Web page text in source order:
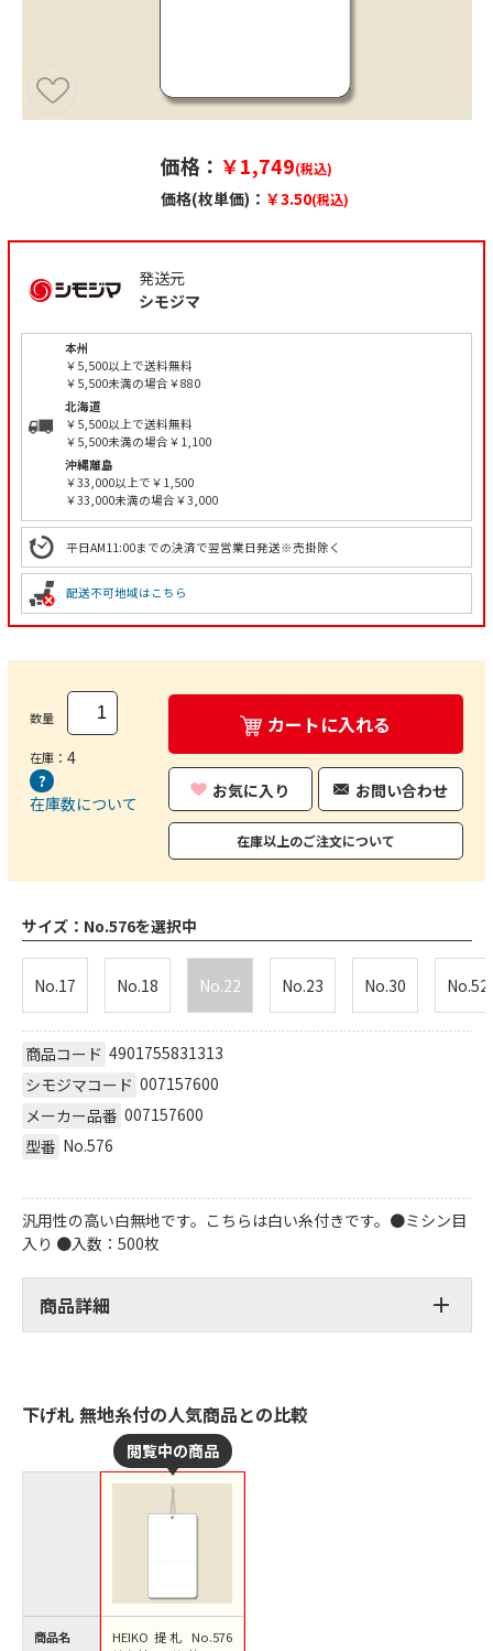
価格： ￥1,749(税込)
価格(枚単価)： ￥3.50(税込)
発送元
シモジマ
本州
￥5,500以上で送料無料
￥5,500未満の場合￥880
北海道
￥5,500以上で送料無料
￥5,500未満の場合￥1,100
沖縄離島
￥33,000以上で￥1,500
￥33,000未満の場合￥3,000
平日AM11:00までの決済で翌営業日発送※売掛除く
配送不可地域はこちら
数量
在庫： 4
在庫数について
カートに入れる
お気に入り お問い合わせ
在庫以上のご注文について
サイズ： No.576を選択中
No.17 No.18 No.22 No.23 No.30
商品コード 4901755831313
シモジマコード 007157600
メーカー品番 007157600
型番 No.576
汎用性の高い白無地です。こちらは白い糸付きです。●ミシン目
入り ●入数：500枚
商品詳細
下げ札 無地糸付の人気商品との比較
商品名
HEIKO 提札 No.576